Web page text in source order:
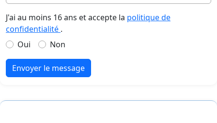
J'ai au moins 16 ans et accepte la politique de
confidentialité .
Oui
Non
Envoyer le message